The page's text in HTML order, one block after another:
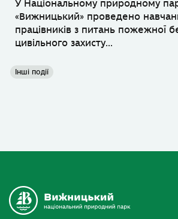
У Національному природному
«Вижницький» проведено
працівників з питань пожежної
цивільного захисту...
Інші події